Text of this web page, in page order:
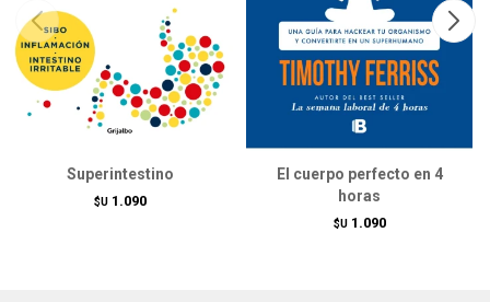
Superintestino
$U 1.090
El cuerpo perfecto en 4
horas
$U 1.090